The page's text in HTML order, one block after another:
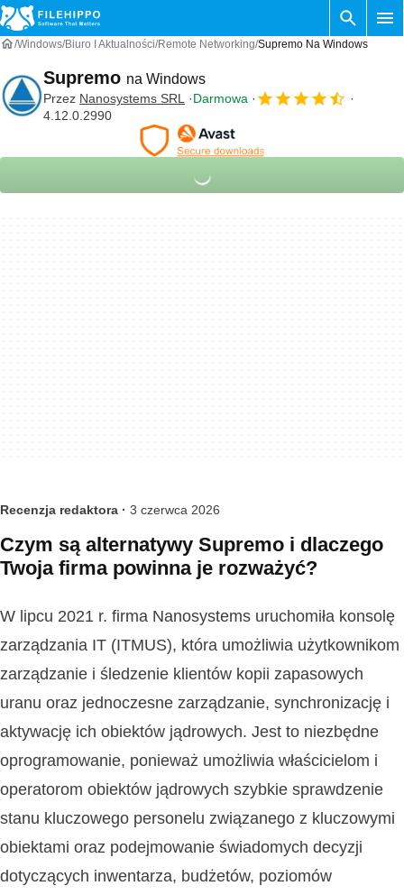
Windows Biuro I Aktualności Remote Networking Supremo Na Windows
Supremo na Windows
Przez Nanosystems SRL
Darmowa
4.12.0.2990
Recenzja redaktora · 3 czerwca 2026
Czym są alternatywy Supremo i dlaczego
Twoja firma powinna je rozważyć?
W lipcu 2021 r. firma Nanosystems uruchomiła konsolę
zarządzania IT (ITMUS), która umożliwia użytkownikom
zarządzanie i śledzenie klientów kopii zapasowych
uranu oraz jednoczesne zarządzanie, synchronizację i
aktywację ich obiektów jądrowych. Jest to niezbędne
oprogramowanie, ponieważ umożliwia właścicielom i
operatorom obiektów jądrowych szybkie sprawdzenie
stanu kluczowego personelu związanego z kluczowymi
obiektami oraz podejmowanie świadomych decyzji
dotyczących inwentarza, budżetów, poziomów